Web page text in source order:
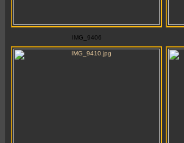
IMG_9406